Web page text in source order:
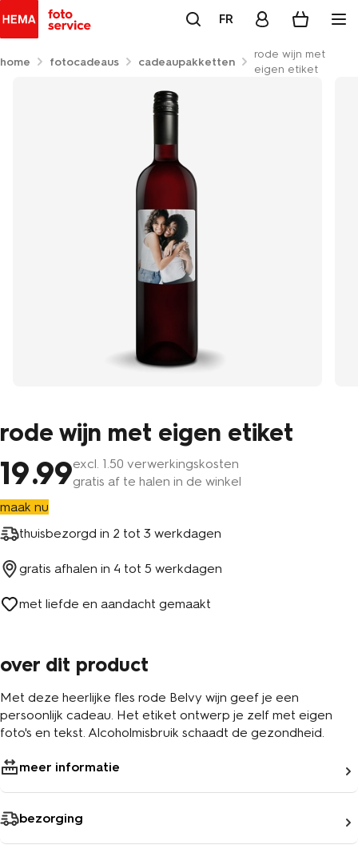
FR
home fotocadeaus cadeaupakketten
rode wijn met
eigen etiket
rode wijn met eigen etiket
19.99excl. 1.50 verwerkingskosten
gratis af te halen in de winkel
maak nu
thuisbezorgd in 2 tot 3 werkdagen
gratis afhalen in 4 tot 5 werkdagen
met liefde en aandacht gemaakt
over dit product
Met deze heerlijke fles rode Belvy wijn geef je een
persoonlijk cadeau. Het etiket ontwerp je zelf met eigen
foto's en tekst. Alcoholmisbruik schaadt de gezondheid.
meer informatie
bezorging